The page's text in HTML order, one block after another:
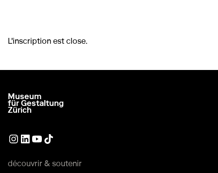
L'inscription est close.
aller à la page d'accueil
Museum
für Gestaltung
Zürich
Lien externe
Lien externe
Lien externe
Lien externe
découvrir & soutenir